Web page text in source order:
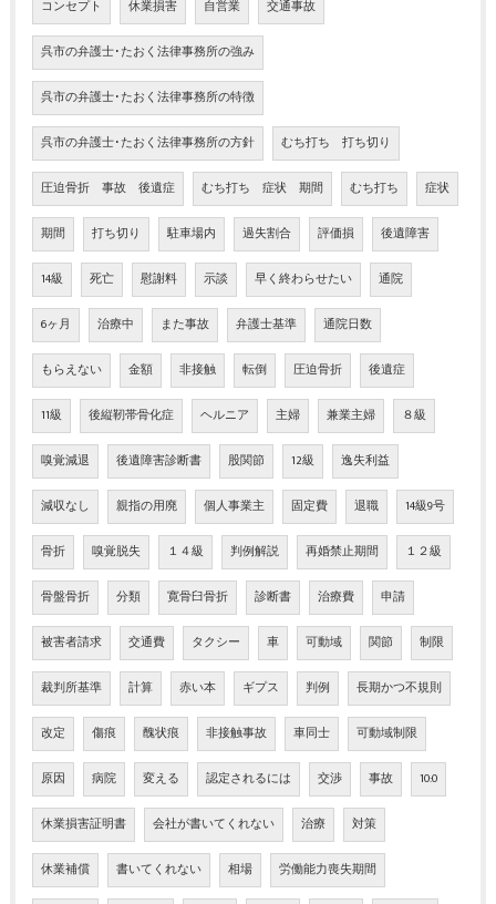
コンセプト 休業損害 自営業 交通事故
呉市の弁護士･たおく法律事務所の強み
呉市の弁護士･たおく法律事務所の特徴
呉市の弁護士･たおく法律事務所の方針 むち打ち 打ち切り
圧迫骨折 事故 後遺症 むち打ち 症状 期間 むち打ち 症状
期間 打ち切り 駐車場内 過失割合 評価損 後遺障害
14級 死亡 慰謝料 示談 早く終わらせたい 通院
6ヶ月 治療中 また事故 弁護士基準 通院日数
もらえない 金額 非接触 転倒 圧迫骨折 後遺症
11級 後縦靭帯骨化症 ヘルニア 主婦 兼業主婦 ８級
嗅覚減退 後遺障害診断書 股関節 12級 逸失利益
減収なし 親指の用廃 個人事業主 固定費 退職 14級9号
骨折 嗅覚脱失 １４級 判例解説 再婚禁止期間 １２級
骨盤骨折 分類 寛骨臼骨折 診断書 治療費 申請
被害者請求 交通費 タクシー 車 可動域 関節 制限
裁判所基準 計算 赤い本 ギプス 判例 長期かつ不規則
改定 傷痕 醜状痕 非接触事故 車同士 可動域制限
原因 病院 変える 認定されるには 交渉 事故 10:0
休業損害証明書 会社が書いてくれない 治療 対策
休業補償 書いてくれない 相場 労働能力喪失期間